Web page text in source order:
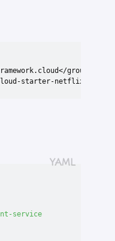
groupId>
starter-netflix-
service